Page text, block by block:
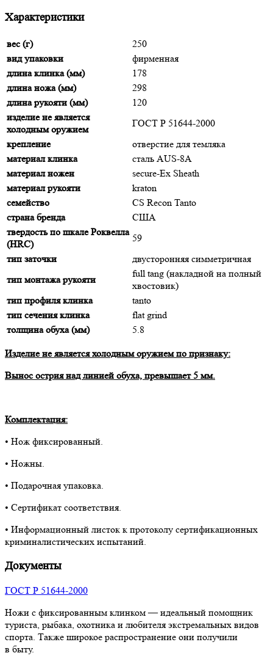
Характеристики
вес (г)
250
вид упаковки
фирменная
длина клинка (мм)
178
длина ножа (мм)
298
длина рукояти (мм)
120
изделие не является
холодным оружием
ГОСТ Р 51644-2000
крепление
отверстие для темляка
материал клинка
сталь AUS-8A
материал ножен
secure-Ex Sheath
материал рукояти
kraton
семейство
CS Recon Tanto
страна бренда
США
твердость по шкале Роквелла
(HRC)
59
тип заточки
двусторонняя симметричная
тип монтажа рукояти
full tang (накладной на полный
хвостовик)
тип профиля клинка
tanto
тип сечения клинка
flat grind
толщина обуха (мм)
5.8
Изделие не является холодным оружием по признаку:
Вынос острия над линией обуха, превышает 5 мм.
Комплектация:
• Нож фиксированный.
• Ножны.
• Подарочная упаковка.
• Сертификат соответствия.
• Информационный листок к протоколу сертификационных
криминалистических испытаний.
Документы
ГОСТ Р 51644-2000
Ножи с фиксированным клинком — идеальный помощник
туриста, рыбака, охотника и любителя экстремальных видов
спорта. Также широкое распространение они получили
в быту.